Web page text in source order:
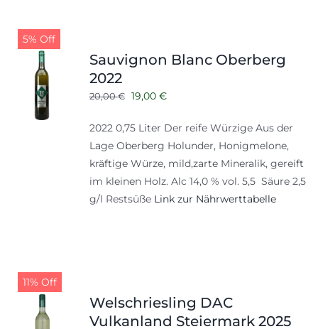
5% Off
Sauvignon Blanc Oberberg
2022
20,00€ Ursprünglicher
war:
20,00 €
19,00 €Aktueller
ist:
19,00 €.
2022 0,75 Liter Der reife Würzige Aus der
Lage Oberberg Holunder, Honigmelone,
kräftige Würze, mild,zarte Mineralik, gereift
im kleinen Holz. Alc 14,0 % vol. 5,5 Säure 2,5
g/l Restsüße Link zur Nährwerttabelle
11% Off
Welschriesling DAC
Vulkanland Steiermark 2025